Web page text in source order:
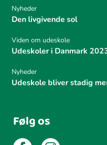
Nyheder
Den livgivende sol
Viden om udeskole
Udeskoler i Danmark
Nyheder
Udeskole bliver stadig
Følg os